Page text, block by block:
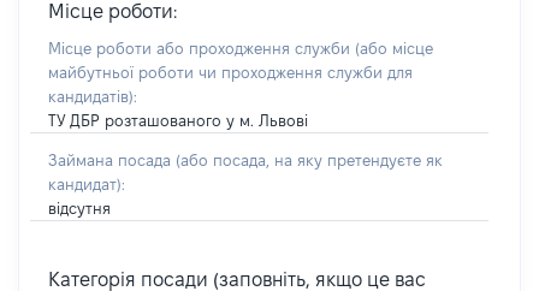
Місце роботи:
Місце роботи або проходження служби (або місце
майбутньої роботи чи проходження служби для
кандидатів):
ТУ ДБР розташованого у м. Львові
Займана посада (або посада, на яку претендуєте як
кандидат):
відсутня
Категорія посади (заповніть, якщо це вас